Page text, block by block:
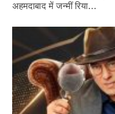
अहमदाबाद में जन्मीं रिया…